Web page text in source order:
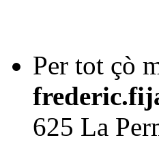
Per tot çò
625 La